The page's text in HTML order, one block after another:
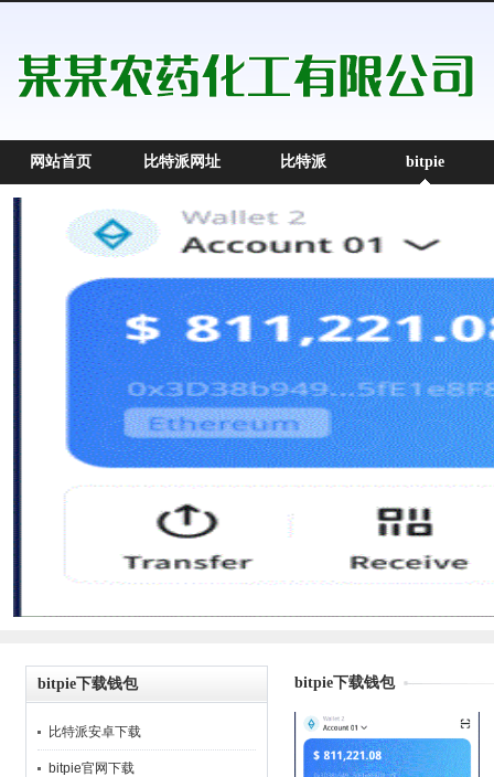
网站首页 比特派网址 比特派 bitpie
bitpie下载钱包
比特派安卓下载
bitpie官网下载
bitpie下载钱包